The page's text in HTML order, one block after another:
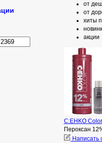
от
от
хиты
акции
C:EHKO
Пероксан
Написать